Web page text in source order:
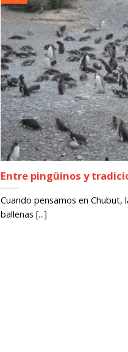
Entre pingüinos y
Cuando pensamos en Chubut,
ballenas [...]